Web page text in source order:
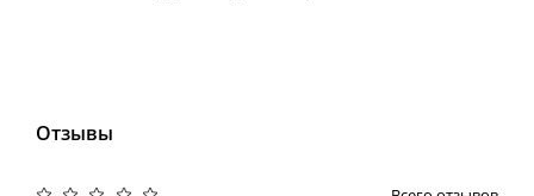
Отзывы